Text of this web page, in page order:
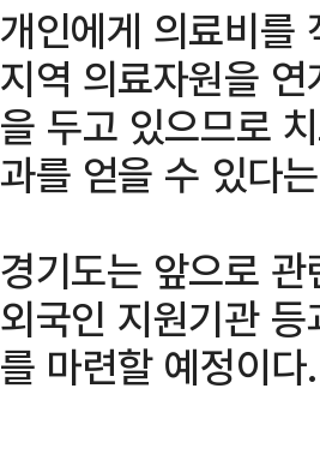
개인에게 의료비를
지역 의료자원을
을 두고 있으므로
과를 얻을 수 있다
경기도는 앞으로
외국인 지원기관
를 마련할 예정이다.